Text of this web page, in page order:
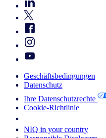
Geschäftsbedingungen
Datenschutz
Ihre Datenschutzrechte
Cookie-Richtlinie
NIQ in your country